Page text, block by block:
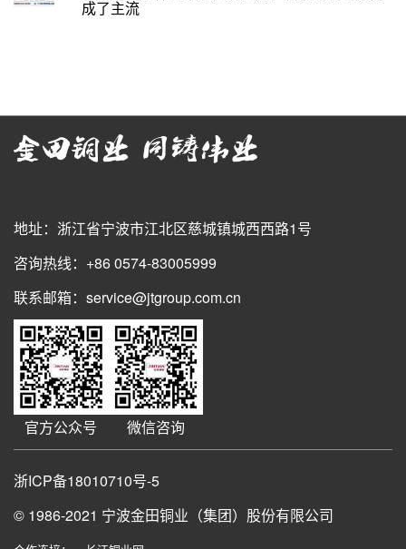
成了主流
地址：浙江省宁波市江北区慈城镇城西西路1号
咨询热线：+86 0574-83005999
联系邮箱：service@jtgroup.com.cn
官方公众号 微信咨询
浙ICP备18010710号-5
© 1986-2021 宁波金田铜业（集团）股份有限公司